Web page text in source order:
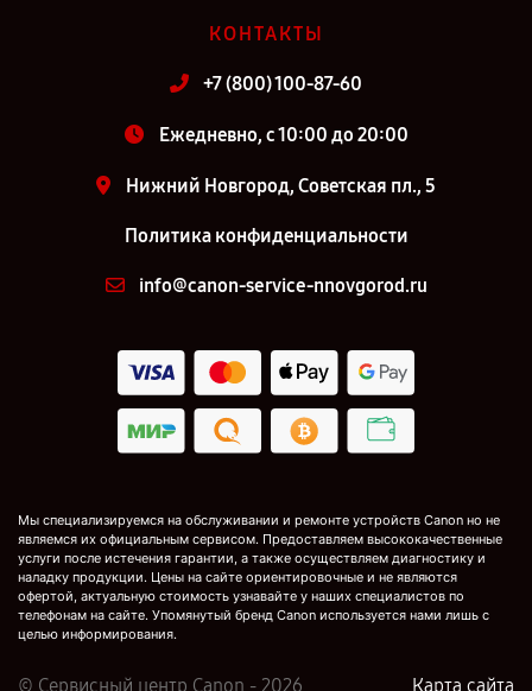
КОНТАКТЫ
+7 (800) 100-87-60
Ежедневно, с 10:00 до 20:00
Нижний Новгород, Советская пл., 5
Политика конфиденциальности
info@canon-service-nnovgorod.ru
Мы специализируемся на обслуживании и ремонте устройств Canon но не
являемся их официальным сервисом. Предоставляем высококачественные
услуги после истечения гарантии, а также осуществляем диагностику и
наладку продукции. Цены на сайте ориентировочные и не являются
офертой, актуальную стоимость узнавайте у наших специалистов по
телефонам на сайте. Упомянутый бренд Canon используется нами лишь с
целью информирования.
© Сервисный центр Canon - 2026 Карта сайта